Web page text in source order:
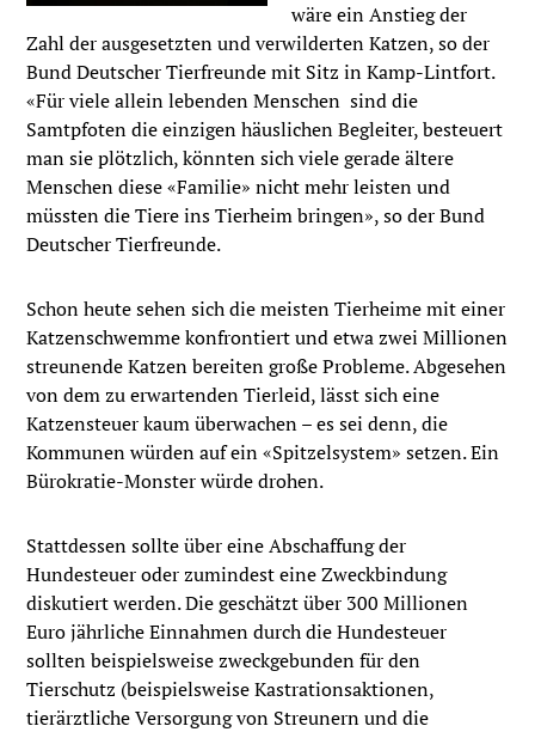
wäre ein Anstieg der
Zahl der ausgesetzten und verwilderten Katzen, so der
Bund Deutscher Tierfreunde mit Sitz in Kamp-Lintfort.
«Für viele allein lebenden Menschen sind die
Samtpfoten die einzigen häuslichen Begleiter, besteuert
man sie plötzlich, könnten sich viele gerade ältere
Menschen diese «Familie» nicht mehr leisten und
müssten die Tiere ins Tierheim bringen», so der Bund
Deutscher Tierfreunde.
Schon heute sehen sich die meisten Tierheime mit einer
Katzenschwemme konfrontiert und etwa zwei Millionen
streunende Katzen bereiten große Probleme. Abgesehen
von dem zu erwartenden Tierleid, lässt sich eine
Katzensteuer kaum überwachen – es sei denn, die
Kommunen würden auf ein «Spitzelsystem» setzen. Ein
Bürokratie-Monster würde drohen.
Stattdessen sollte über eine Abschaffung der
Hundesteuer oder zumindest eine Zweckbindung
diskutiert werden. Die geschätzt über 300 Millionen
Euro jährliche Einnahmen durch die Hundesteuer
sollten beispielsweise zweckgebunden für den
Tierschutz (beispielsweise Kastrationsaktionen,
tierärztliche Versorgung von Streunern und die